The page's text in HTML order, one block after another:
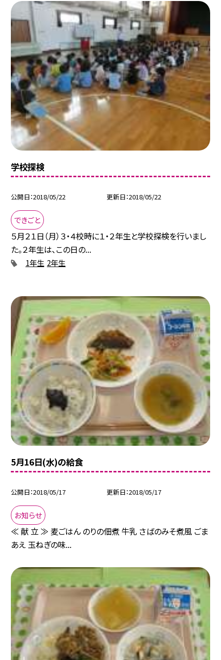
学校探検
公開日 2018/05/22 更新日 2018/05/22
できごと
５月２１日（月）３・４校時に１・２年生と学校探検を行いまし
た。２年生は、この日の...
1年生 2年生
5月16日(水)の給食
公開日 2018/05/17 更新日 2018/05/17
お知らせ
≪ 献 立 ≫ 麦ごはん のりの佃煮 牛乳 さばのみそ煮風 ごま
あえ 玉ねぎの味...